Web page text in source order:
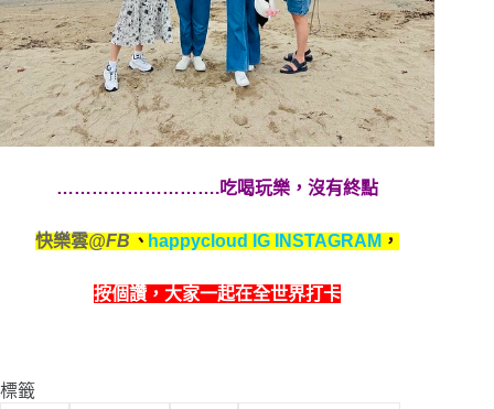
……………………….吃喝玩樂，沒有終點
快樂雲@FB 、 happycloud IG INSTAGRAM ，
按個讚， 大家一起在全世界打卡
標籤